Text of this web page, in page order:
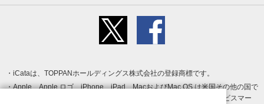
iCataは、TOPPANホールディングス株式会社の登録商標です。
Apple、Apple ロゴ、iPhone、iPad、MacおよびMac OS は米国その他の国で
登録された Apple Inc. の商標です。App Store は Apple Inc. のサービスマー